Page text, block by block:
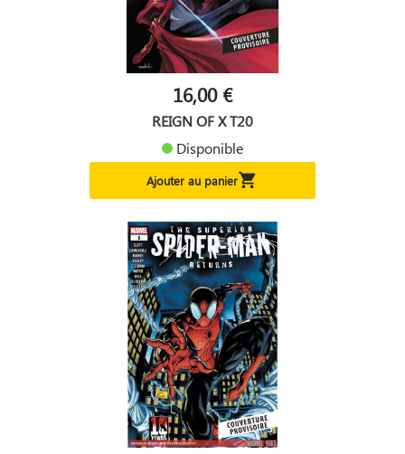
16,00 €
REIGN OF X T20
Disponible
Ajouter au panier